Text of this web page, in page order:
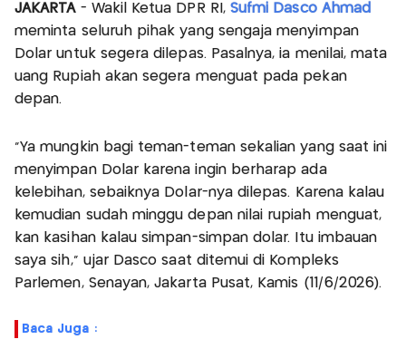
JAKARTA- Wakil Ketua DPR RI, Sufmi Dasco Ahmad
meminta seluruh pihak yang sengaja menyimpan
Dolar untuk segera dilepas. Pasalnya, ia menilai, mata
uang Rupiah akan segera menguat pada pekan
depan.
"Ya mungkin bagi teman-teman sekalian yang saat ini
menyimpan Dolar karena ingin berharap ada
kelebihan, sebaiknya Dolar-nya dilepas. Karena kalau
kemudian sudah minggu depan nilai rupiah menguat,
kan kasihan kalau simpan-simpan dolar. Itu imbauan
saya sih," ujar Dasco saat ditemui di Kompleks
Parlemen, Senayan, Jakarta Pusat, Kamis (11/6/2026).
Baca Juga :